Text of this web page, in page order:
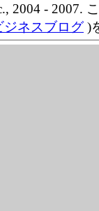
2004 - 2007.
ジネスブログ)